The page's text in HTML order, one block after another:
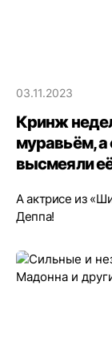
03.11.2023
Кринж
муравьём,
высмеяли
А актрисе из
Деппа!